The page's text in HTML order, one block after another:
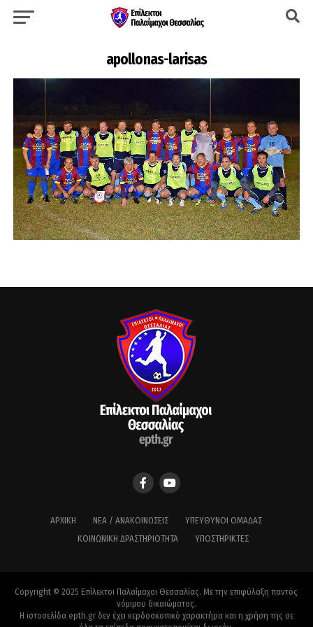
apollonas-larisas
ΑΡΧΙΚΉ ΝΈΑ / ΑΝΑΚΟΙΝΏΣΕΙΣ
ΥΠΕΎΘΥΝΟΙ ΟΜΆΔΑΣ
ΚΟΙΝΩΝΙΚΉ ΔΡΑΣΤΗΡΙΌΤΗΤΑ
ΥΠΟΣΤΗΡΙΚΤΈΣ
Copyright © 2025 Επίλεκτοι Παλαίμαχοι Θεσσαλίας. Με την επιφύλαξη παντός
νόμιμου δικαιώματος.
Η ιστοσελίδα epth.gr δεν έχει κερδοσκοπικό χαρακτήρα και η χρήση της σε